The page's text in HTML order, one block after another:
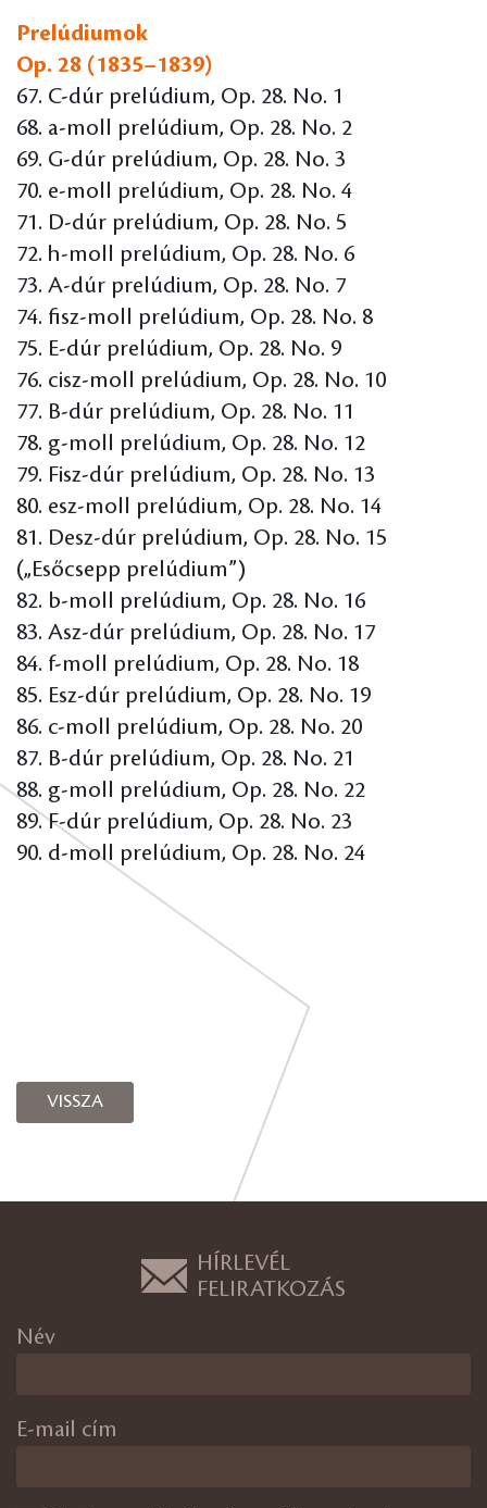
Prelúdiumok
Op. 28 (1835–1839)
67. C-dúr prelúdium, Op. 28. No. 1
68. a-moll prelúdium, Op. 28. No. 2
69. G-dúr prelúdium, Op. 28. No. 3
70. e-moll prelúdium, Op. 28. No. 4
71. D-dúr prelúdium, Op. 28. No. 5
72. h-moll prelúdium, Op. 28. No. 6
73. A-dúr prelúdium, Op. 28. No. 7
74. fisz-moll prelúdium, Op. 28. No. 8
75. E-dúr prelúdium, Op. 28. No. 9
76. cisz-moll prelúdium, Op. 28. No. 10
77. B-dúr prelúdium, Op. 28. No. 11
78. g-moll prelúdium, Op. 28. No. 12
79. Fisz-dúr prelúdium, Op. 28. No. 13
80. esz-moll prelúdium, Op. 28. No. 14
81. Desz-dúr prelúdium, Op. 28. No. 15
(„Esőcsepp prelúdium”)
82. b-moll prelúdium, Op. 28. No. 16
83. Asz-dúr prelúdium, Op. 28. No. 17
84. f-moll prelúdium, Op. 28. No. 18
85. Esz-dúr prelúdium, Op. 28. No. 19
86. c-moll prelúdium, Op. 28. No. 20
87. B-dúr prelúdium, Op. 28. No. 21
88. g-moll prelúdium, Op. 28. No. 22
89. F-dúr prelúdium, Op. 28. No. 23
90. d-moll prelúdium, Op. 28. No. 24
VISSZA
HÍRLEVÉL
FELIRATKOZÁS
Név
E-mail cím